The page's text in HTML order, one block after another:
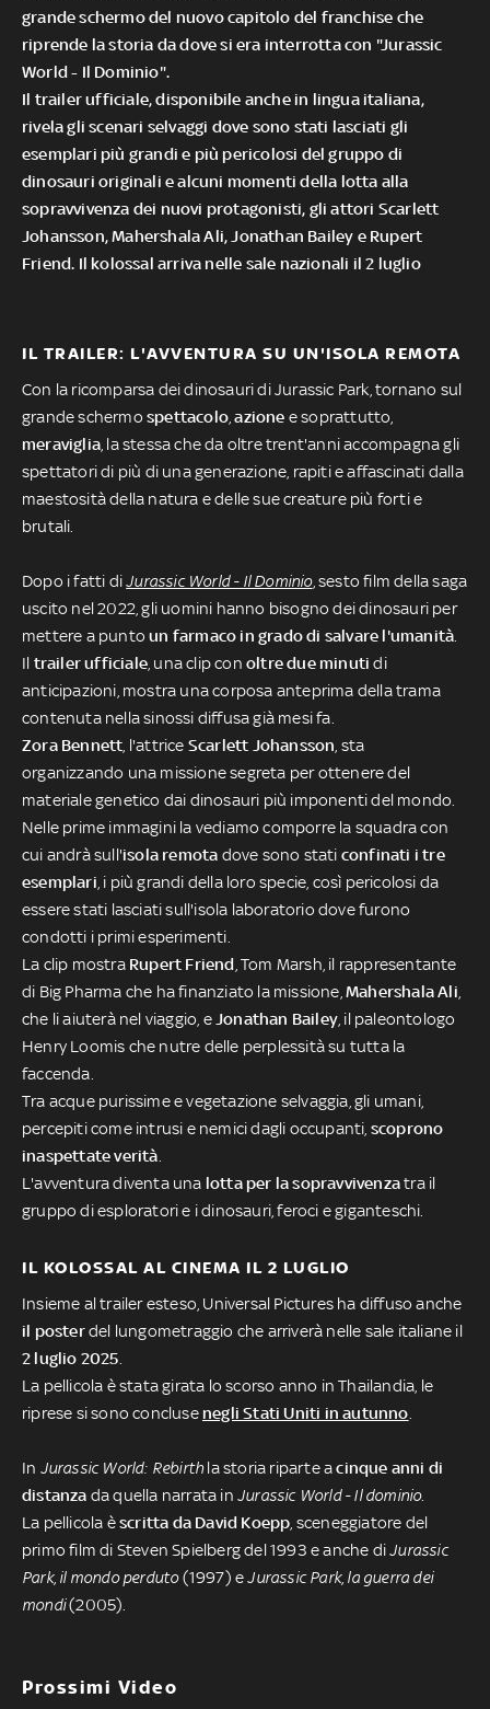
grande schermo del nuovo capitolo del franchise che
riprende la storia da dove si era interrotta con "Jurassic
World - Il Dominio".
Il trailer ufficiale, disponibile anche in lingua italiana,
rivela gli scenari selvaggi dove sono stati lasciati gli
esemplari più grandi e più pericolosi del gruppo di
dinosauri originali e alcuni momenti della lotta alla
sopravvivenza dei nuovi protagonisti, gli attori Scarlett
Johansson, Mahershala Ali, Jonathan Bailey e Rupert
Friend. Il kolossal arriva nelle sale nazionali il 2 luglio
IL TRAILER: L'AVVENTURA SU UN'ISOLA REMOTA
Con la ricomparsa dei dinosauri di Jurassic Park, tornano sul
grande schermo spettacolo azione e soprattutto,
meraviglia , la stessa che da oltre trent'anni accompagna gli
spettatori di più di una generazione, rapiti e affascinati dalla
maestosità della natura e delle sue creature più forti e
brutali.
Dopo i fatti diJurassic World - Il Dominio, sesto film della saga
uscito nel 2022, gli uomini hanno bisogno dei dinosauri per
mettere a puntoun farmaco in grado di salvare l'umanità
Il trailer ufficiale , una clip conoltre due minuti di
anticipazioni, mostra una corposa anteprima della trama
contenuta nella sinossi diffusa già mesi fa.
Zora Bennett , l'attrice Scarlett Johansson , sta
organizzando una missione segreta per ottenere del
materiale genetico dai dinosauri più imponenti del mondo.
Nelle prime immagini la vediamo comporre la squadra con
cui andrà sull'isola remota dove sono stati confinati i tre
esemplari , i più grandi della loro specie, così pericolosi da
essere stati lasciati sull'isola laboratorio dove furono
condotti i primi esperimenti.
La clip mostra Rupert Friend , Tom Marsh, il rappresentante
di Big Pharma che ha finanziato la missione, Mahershala Ali
che li aiuterà nel viaggio, e Jonathan Bailey , il paleontologo
Henry Loomis che nutre delle perplessità su tutta la
faccenda.
Tra acque purissime e vegetazione selvaggia, gli umani,
percepiti come intrusi e nemici dagli occupanti, scoprono
inaspettate verità
L'avventura diventa una lotta per la sopravvivenzatra il
gruppo di esploratori e i dinosauri, feroci e giganteschi.
IL KOLOSSAL AL CINEMA IL 2 LUGLIO
Insieme al trailer esteso, Universal Pictures ha diffuso anche
il posterdel lungometraggio che arriverà nelle sale italiane il
2 luglio 2025
La pellicola è stata girata lo scorso anno in Thailandia, le
riprese si sono concluse negli Stati Uniti in autunno
In Jurassic World: Rebirthla storia riparte acinque anni di
distanza da quella narrata inJurassic World - Il dominio.
La pellicola èscritta da David Koepp , sceneggiatore del
primo film di Steven Spielberg del 1993 e anche diJurassic
Park, il mondo perduto(1997) eJurassic Park, la guerra dei
mondi(2005).
Prossimi Video